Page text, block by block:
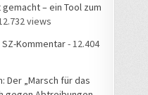
– ein Tool zum
views
Kommentar- 12.404
Der „Marsch für das